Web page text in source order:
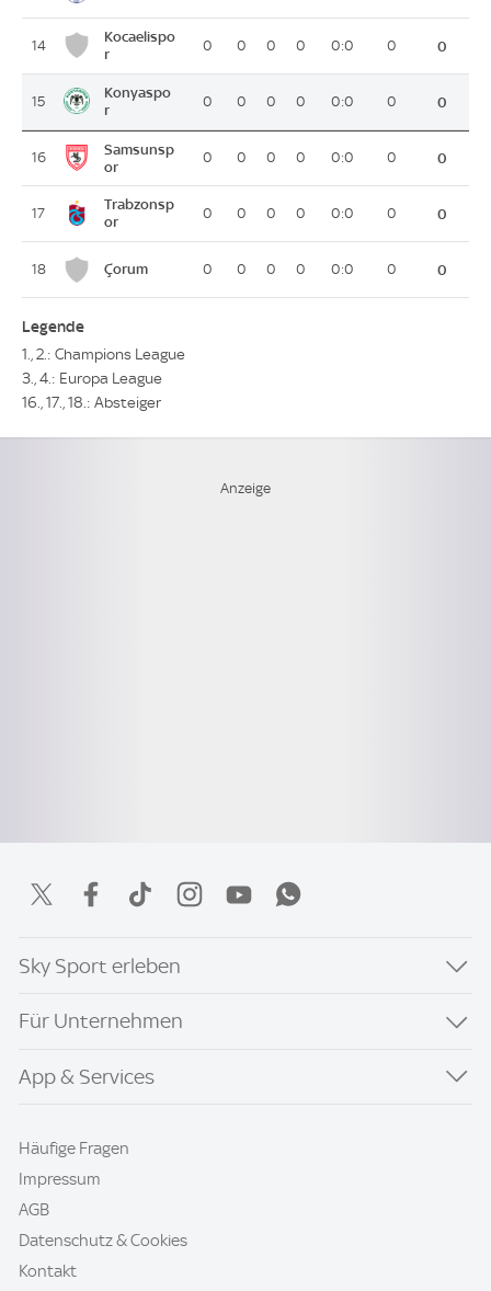
14
Kocaelispo
r
0 0 0 0 0:0 0 0
15
Konyaspo
r
0 0 0 0 0:0 0 0
16
Samsunsp
or
0 0 0 0 0:0 0 0
17
Trabzonsp
or
0 0 0 0 0:0 0 0
18 Çorum 0 0 0 0 0:0 0 0
Legende
1., 2.: Champions League
3., 4.: Europa League
16., 17., 18.: Absteiger
Sky Sport erleben
Für Unternehmen
App & Services
Häufige Fragen
Impressum
AGB
Datenschutz & Cookies
Kontakt